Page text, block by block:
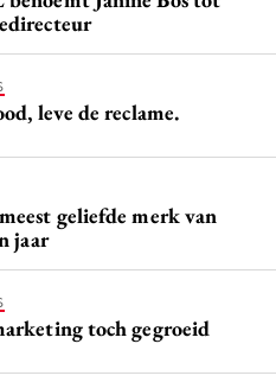
leve de reclame.
geliefde merk van
jaar
toch gegroeid